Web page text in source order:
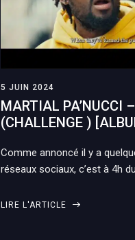
5 JUIN 2024
MARTIAL PA’NUCCI
(CHALLENGE )
Comme annoncé il y a
réseaux sociaux, c’est à 4h
LIRE L'ARTICLE